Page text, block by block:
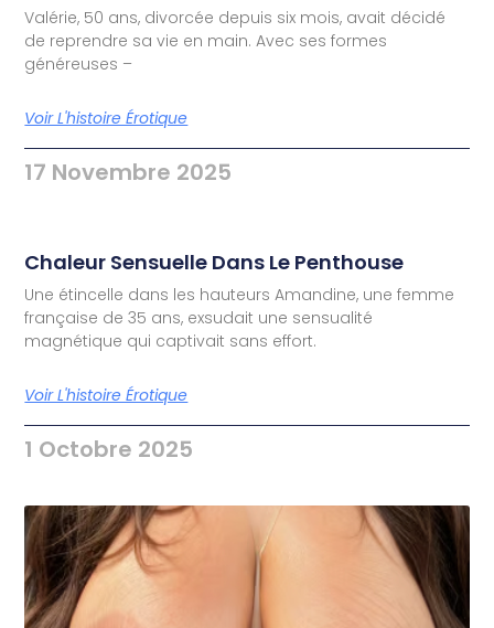
Valérie, 50 ans, divorcée depuis six mois, avait décidé
de reprendre sa vie en main. Avec ses formes
généreuses –
Voir L'histoire Érotique
17 Novembre 2025
Chaleur Sensuelle Dans Le Penthouse
Une étincelle dans les hauteurs Amandine, une femme
française de 35 ans, exsudait une sensualité
magnétique qui captivait sans effort.
Voir L'histoire Érotique
1 Octobre 2025